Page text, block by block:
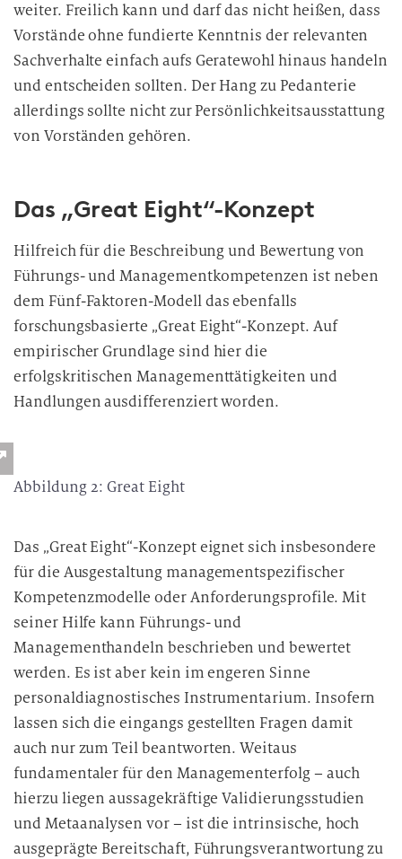
weiter. Freilich kann und darf das nicht heißen, dass
Vorstände ohne fundierte Kenntnis der relevanten
Sachverhalte einfach aufs Geratewohl hinaus handeln
und entscheiden sollten. Der Hang zu Pedanterie
allerdings sollte nicht zur Persönlichkeitsausstattung
von Vorständen gehören.
Das „Great Eight“-Konzept
Hilfreich für die Beschreibung und Bewertung von
Führungs- und Managementkompetenzen ist neben
dem Fünf-Faktoren-Modell das ebenfalls
forschungsbasierte „Great Eight“-Konzept. Auf
empirischer Grundlage sind hier die
erfolgskritischen Managementtätigkeiten und
Handlungen ausdifferenziert worden.
Abbildung 2: Great Eight
Das „Great Eight“-Konzept eignet sich insbesondere
für die Ausgestaltung managementspezifischer
Kompetenzmodelle oder Anforderungsprofile. Mit
seiner Hilfe kann Führungs- und
Managementhandeln beschrieben und bewertet
werden. Es ist aber kein im engeren Sinne
personaldiagnostisches Instrumentarium. Insofern
lassen sich die eingangs gestellten Fragen damit
auch nur zum Teil beantworten. Weitaus
fundamentaler für den Managementerfolg – auch
hierzu liegen aussagekräftige Validierungsstudien
und Metaanalysen vor – ist die intrinsische, hoch
ausgeprägte Bereitschaft, Führungsverantwortung zu